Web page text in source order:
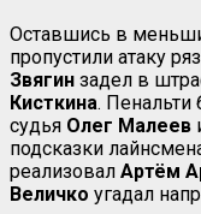
Оставшись в
пропустили атаку
Звягин задел в
Кисткина. Пенальти
судья Олег Малеев
подсказки
реализовал Артём
Величко угадал